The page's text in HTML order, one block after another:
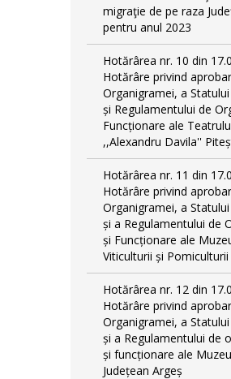
migraţie de pe raza
pentru anul 2023
Hotărârea nr. 10 din
Hotărâre privind
Organigramei, a
și Regulamentului de
Funcționare ale
,,Alexandru Davila''
Hotărârea nr. 11 din
Hotărâre privind
Organigramei, a
și a Regulamentului de
și Funcționare ale
Viticulturii și
Hotărârea nr. 12 din
Hotărâre privind
Organigramei, a
și a Regulamentului de
și funcționare ale
Județean Argeș